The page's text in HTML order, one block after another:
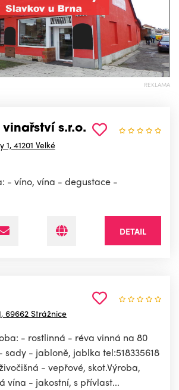
REKLAMA
s.r.o.
1, 41201 Velké
- víno, vína - degustace -
DETAIL
69662 Strážnice
- rostlinná - réva vinná na 80
sady - jabloně, jablka tel:518335618
- vepřové, skot.Výroba,
vína - jakostní, s přívlast...